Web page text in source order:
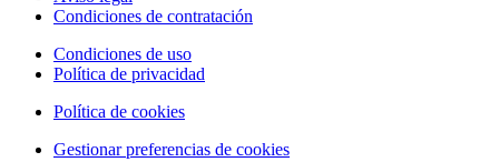
Condiciones de contratación
Condiciones de uso
Política de privacidad
Política de cookies
Gestionar preferencias de cookies